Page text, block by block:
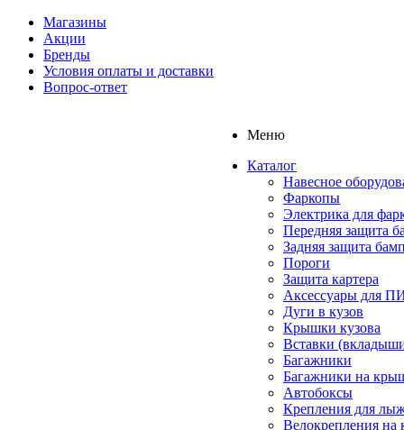
Магазины
Акции
Бренды
Условия оплаты и доставки
Вопрос-ответ
Меню
Каталог
Навесное
Фаркопы
Электрика для
Передняя защита
Задняя защита
Пороги
Защита картера
Аксессуары для
Дуги в кузов
Крышки кузова
Вставки
Багажники
Багажники на
Автобоксы
Крепления для
Велокрепления